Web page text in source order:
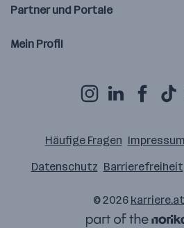
Partner und Portale
Mein Profil
Häufige Fragen
Datenschutz Barrierefreiheit
© 2026 karriere.at